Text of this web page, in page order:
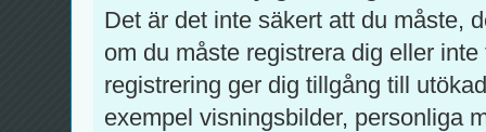
Det är det inte säkert att du måste,
om du måste registrera dig eller
registrering ger dig tillgång till
exempel visningsbilder, personliga